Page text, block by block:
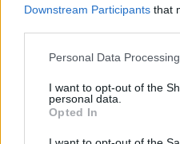
Downstream Participants that
Personal Data
I want to opt-out of the
personal data.
Opted In
Guaguas
‘Moby Dick’,
arranca la nueva
Teatro Cuyás